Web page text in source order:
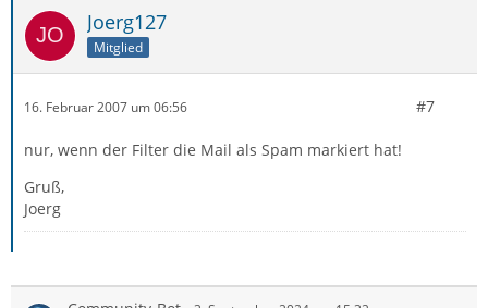
Joerg127
Mitglied
16. Februar 2007 um 06:56 #7
nur, wenn der Filter die Mail als Spam markiert hat!
Gruß,
Joerg